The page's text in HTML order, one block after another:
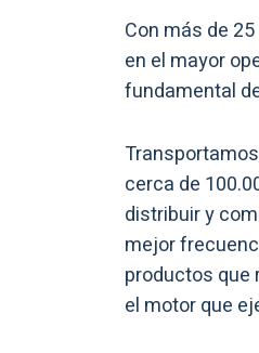
Con más de
en el mayor
fundamental
cerca de
distribuir y
mejor
productos que
el motor que